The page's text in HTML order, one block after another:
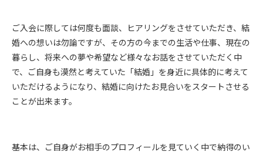
ご入会に際しては何度も面談、ヒアリングをさせていただき、結
婚への想いは勿論ですが、その方の今までの生活や仕事、現在の
暮らし、将来への夢や希望など様々なお話をさせていただく中
で、ご自身も漠然と考えていた「結婚」を身近に具体的に考えて
いただけるようになり、結婚に向けたお見合いをスタートさせる
ことが出来ます。
基本は、ご自身がお相手のプロフィールを見ていく中で納得のい